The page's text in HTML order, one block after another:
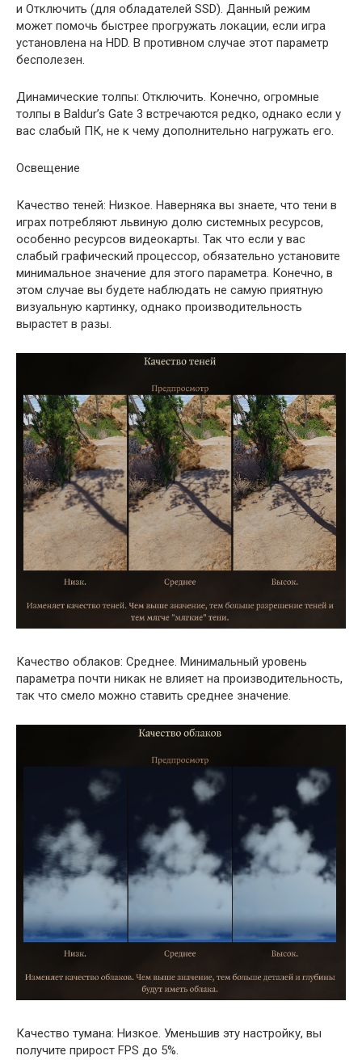
и Отключить (для обладателей SSD). Данный режим
может помочь быстрее прогружать локации, если игра
установлена на HDD. В противном случае этот параметр
бесполезен.
Динамические толпы: Отключить. Конечно, огромные
толпы в Baldur’s Gate 3 встречаются редко, однако если у
вас слабый ПК, не к чему дополнительно нагружать его.
Освещение
Качество теней: Низкое. Наверняка вы знаете, что тени в
играх потребляют львиную долю системных ресурсов,
особенно ресурсов видеокарты. Так что если у вас
слабый графический процессор, обязательно установите
минимальное значение для этого параметра. Конечно, в
этом случае вы будете наблюдать не самую приятную
визуальную картинку, однако производительность
вырастет в разы.
Качество облаков: Среднее. Минимальный уровень
параметра почти никак не влияет на производительность,
так что смело можно ставить среднее значение.
Качество тумана: Низкое. Уменьшив эту настройку, вы
получите прирост FPS до 5%.